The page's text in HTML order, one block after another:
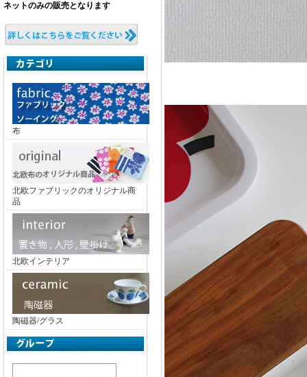
ネットのみの販売となります
布
北欧ファブリックのオリジナル商
品
北欧インテリア
陶磁器/グラス